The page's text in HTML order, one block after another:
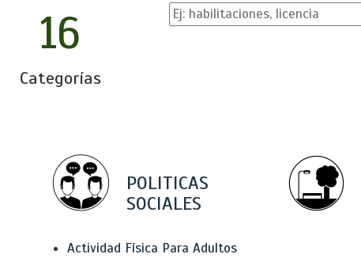
16
Categorías
POLITICAS
SOCIALES
Actividad Física Para Adultos